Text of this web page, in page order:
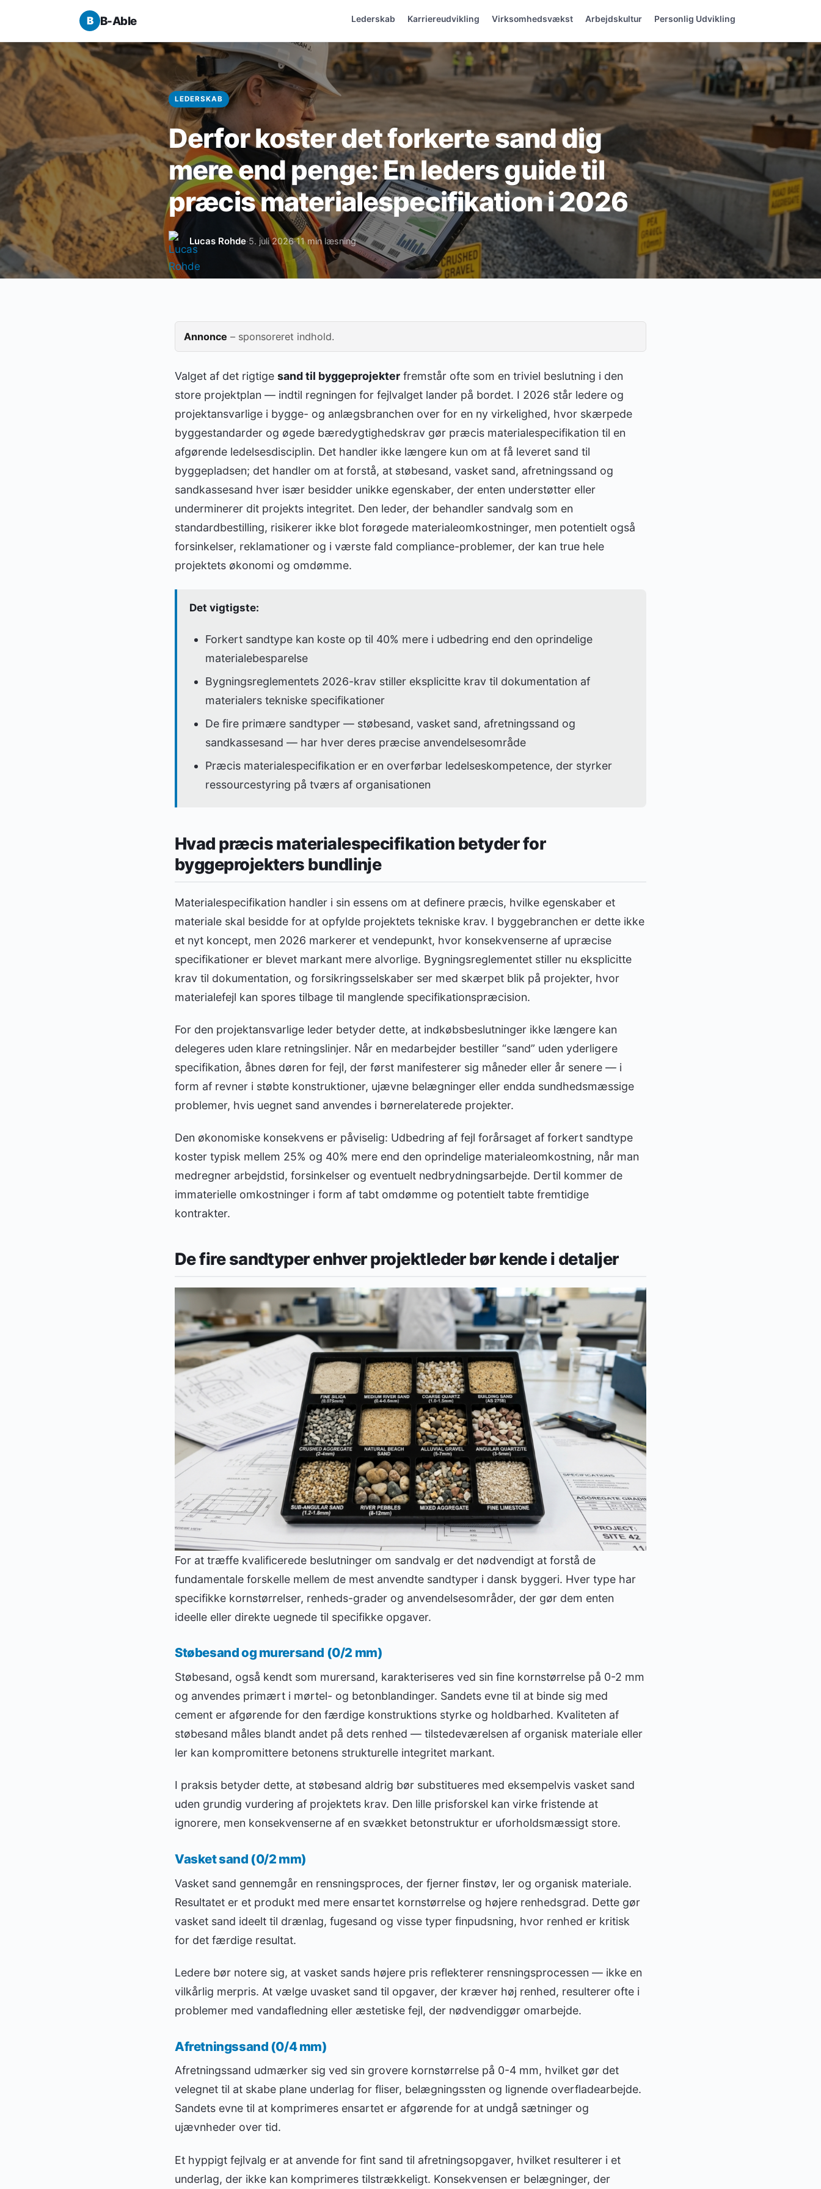
B-Able Lederskab Karriereudvikling Virksomhedsvækst Arbejdskultur Personlig Udvikling
LEDERSKAB
Derfor koster det forkerte sand dig
mere end penge: En leders guide til
præcis materialespecifikation i 2026
Lucas Rohde·5. juli 2026·11 min læsning
Annonce – sponsoreret indhold.
Valget af det rigtige sand til byggeprojekter fremstår ofte som en triviel beslutning i den
store projektplan — indtil regningen for fejlvalget lander på bordet. I 2026 står ledere og
projektansvarlige i bygge- og anlægsbranchen over for en ny virkelighed, hvor skærpede
byggestandarder og øgede bæredygtighedskrav gør præcis materialespecifikation til en
afgørende ledelsesdisciplin. Det handler ikke længere kun om at få leveret sand til
byggepladsen; det handler om at forstå, at støbesand, vasket sand, afretningssand og
sandkassesand hver især besidder unikke egenskaber, der enten understøtter eller
underminerer dit projekts integritet. Den leder, der behandler sandvalg som en
standardbestilling, risikerer ikke blot forøgede materialeomkostninger, men potentielt også
forsinkelser, reklamationer og i værste fald compliance-problemer, der kan true hele
projektets økonomi og omdømme.
Det vigtigste:
Forkert sandtype kan koste op til 40% mere i udbedring end den oprindelige
materialebesparelse
Bygningsreglementets 2026-krav stiller eksplicitte krav til dokumentation af
materialers tekniske specifikationer
De fire primære sandtyper — støbesand, vasket sand, afretningssand og
sandkassesand — har hver deres præcise anvendelsesområde
Præcis materialespecifikation er en overførbar ledelseskompetence, der styrker
ressourcestyring på tværs af organisationen
Hvad præcis materialespecifikation betyder for
byggeprojekters bundlinje
Materialespecifikation handler i sin essens om at definere præcis, hvilke egenskaber et
materiale skal besidde for at opfylde projektets tekniske krav. I byggebranchen er dette ikke
et nyt koncept, men 2026 markerer et vendepunkt, hvor konsekvenserne af upræcise
specifikationer er blevet markant mere alvorlige. Bygningsreglementet stiller nu eksplicitte
krav til dokumentation, og forsikringsselskaber ser med skærpet blik på projekter, hvor
materialefejl kan spores tilbage til manglende specifikationspræcision.
For den projektansvarlige leder betyder dette, at indkøbsbeslutninger ikke længere kan
delegeres uden klare retningslinjer. Når en medarbejder bestiller “sand” uden yderligere
specifikation, åbnes døren for fejl, der først manifesterer sig måneder eller år senere — i
form af revner i støbte konstruktioner, ujævne belægninger eller endda sundhedsmæssige
problemer, hvis uegnet sand anvendes i børnerelaterede projekter.
Den økonomiske konsekvens er påviselig: Udbedring af fejl forårsaget af forkert sandtype
koster typisk mellem 25% og 40% mere end den oprindelige materialeomkostning, når man
medregner arbejdstid, forsinkelser og eventuelt nedbrydningsarbejde. Dertil kommer de
immaterielle omkostninger i form af tabt omdømme og potentielt tabte fremtidige
kontrakter.
De fire sandtyper enhver projektleder bør kende i detaljer
For at træffe kvalificerede beslutninger om sandvalg er det nødvendigt at forstå de
fundamentale forskelle mellem de mest anvendte sandtyper i dansk byggeri. Hver type har
specifikke kornstørrelser, renheds-grader og anvendelsesområder, der gør dem enten
ideelle eller direkte uegnede til specifikke opgaver.
Støbesand og murersand (0/2 mm)
Støbesand, også kendt som murersand, karakteriseres ved sin fine kornstørrelse på 0-2 mm
og anvendes primært i mørtel- og betonblandinger. Sandets evne til at binde sig med
cement er afgørende for den færdige konstruktions styrke og holdbarhed. Kvaliteten af
støbesand måles blandt andet på dets renhed — tilstedeværelsen af organisk materiale eller
ler kan kompromittere betonens strukturelle integritet markant.
I praksis betyder dette, at støbesand aldrig bør substitueres med eksempelvis vasket sand
uden grundig vurdering af projektets krav. Den lille prisforskel kan virke fristende at
ignorere, men konsekvenserne af en svækket betonstruktur er uforholdsmæssigt store.
Vasket sand (0/2 mm)
Vasket sand gennemgår en rensningsproces, der fjerner finstøv, ler og organisk materiale.
Resultatet er et produkt med mere ensartet kornstørrelse og højere renhedsgrad. Dette gør
vasket sand ideelt til drænlag, fugesand og visse typer finpudsning, hvor renhed er kritisk
for det færdige resultat.
Ledere bør notere sig, at vasket sands højere pris reflekterer rensningsprocessen — ikke en
vilkårlig merpris. At vælge uvasket sand til opgaver, der kræver høj renhed, resulterer ofte i
problemer med vandafledning eller æstetiske fejl, der nødvendiggør omarbejde.
Afretningssand (0/4 mm)
Afretningssand udmærker sig ved sin grovere kornstørrelse på 0-4 mm, hvilket gør det
velegnet til at skabe plane underlag for fliser, belægningssten og lignende overfladearbejde.
Sandets evne til at komprimeres ensartet er afgørende for at undgå sætninger og
ujævnheder over tid.
Et hyppigt fejlvalg er at anvende for fint sand til afretningsopgaver, hvilket resulterer i et
underlag, der ikke kan komprimeres tilstrækkeligt. Konsekvensen er belægninger, der